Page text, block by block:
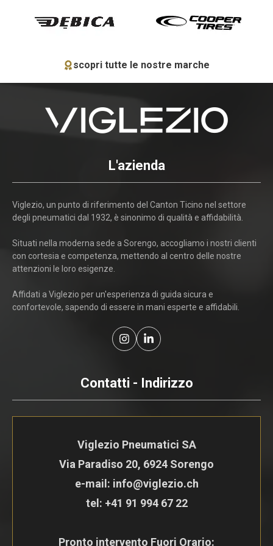
scopri tutte le nostre marche
L'azienda
Viglezio, un punto di riferimento del Canton Ticino nel settore
degli pneumatici dal 1932, è sinonimo di qualità e affidabilità.
Situati nella moderna sede a Sorengo, accogliamo i nostri clienti
con cortesia e competenza, mettendo al centro delle nostre
attenzioni le loro esigenze.
Affidati a Viglezio per un'esperienza di guida sicura e
confortevole, sapendo di essere in mani esperte e affidabili.
Contatti - Indirizzo
Viglezio Pneumatici SA
Via Paradiso 20, 6924 Sorengo
e-mail: info@viglezio.ch
tel: +41 91 994 67 22
Pronto intervento Fuori Orario: